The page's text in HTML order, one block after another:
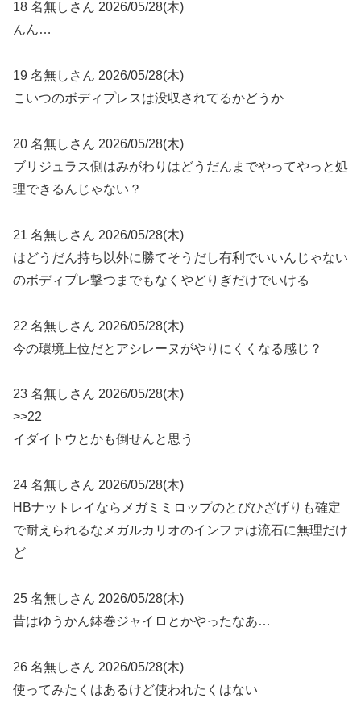
18 名無しさん 2026/05/28(木)
んん…
19 名無しさん 2026/05/28(木)
こいつのボディプレスは没収されてるかどうか
20 名無しさん 2026/05/28(木)
ブリジュラス側はみがわりはどうだんまでやってやっと処
理できるんじゃない？
21 名無しさん 2026/05/28(木)
はどうだん持ち以外に勝てそうだし有利でいいんじゃない
のボディプレ撃つまでもなくやどりぎだけでいける
22 名無しさん 2026/05/28(木)
今の環境上位だとアシレーヌがやりにくくなる感じ？
23 名無しさん 2026/05/28(木)
>>22
イダイトウとかも倒せんと思う
24 名無しさん 2026/05/28(木)
HBナットレイならメガミミロップのとびひざげりも確定
で耐えられるなメガルカリオのインファは流石に無理だけ
ど
25 名無しさん 2026/05/28(木)
昔はゆうかん鉢巻ジャイロとかやったなあ…
26 名無しさん 2026/05/28(木)
使ってみたくはあるけど使われたくはない